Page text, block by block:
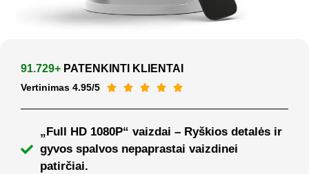
91.729+ PATENKINTI KLIENTAI
Vertinimas 4.95/5     
„Full HD 1080P“ vaizdai – Ryškios detalės ir
gyvos spalvos nepaprastai vaizdinei
patirčiai.